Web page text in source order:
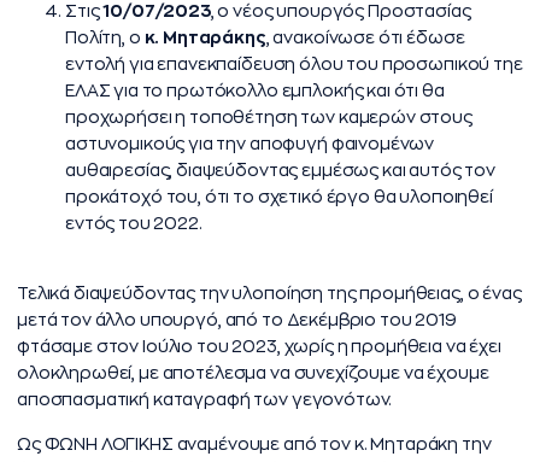
Στις10/07/2023, ο νέος υπουργός Προστασίας
Πολίτη, ο κ. Μηταράκης , ανακοίνωσε ότι έδωσε
εντολή για επανεκπαίδευση όλου του προσωπικού τηε
ΕΛΑΣ για το πρωτόκολλο εμπλοκής και ότι θα
προχωρήσει η τοποθέτηση των καμερών στους
αστυνομικούς για την αποφυγή φαινομένων
αυθαιρεσίας, διαψεύδοντας εμμέσως και αυτός τον
προκάτοχό του, ότι το σχετικό έργο θα υλοποιηθεί
εντός του 2022.
Τελικά διαψεύδοντας την υλοποίηση της προμήθειας, ο ένας
μετά τον άλλο υπουργό, από το Δεκέμβριο του 2019
φτάσαμε στον Ιούλιο του 2023, χωρίς η προμήθεια να έχει
ολοκληρωθεί, με αποτέλεσμα να συνεχίζουμε να έχουμε
αποσπασματική καταγραφή των γεγονότων.
Ως ΦΩΝΗ ΛΟΓΙΚΗΣ αναμένουμε από τον κ. Μηταράκη την